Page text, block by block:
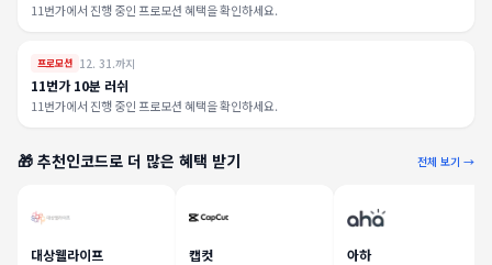
11번가에서 진행 중인 프로모션 혜택을 확인하세요.
프로모션 12. 31.까지
11번가 10분 러쉬
11번가에서 진행 중인 프로모션 혜택을 확인하세요.
🎁 추천인코드로 더 많은 혜택 받기 전체 보기 →
대상웰라이프 캡컷 아하